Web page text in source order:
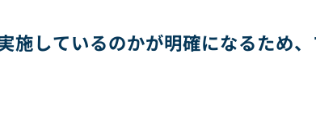
施しているのかが明確になるため